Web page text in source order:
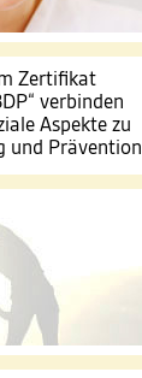
Zertifikat
verbinden
Aspekte zu
und Prävention